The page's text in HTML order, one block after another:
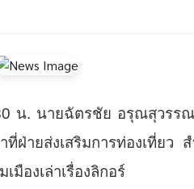
น. นายฉัตรชัย อรุณสุวรร
ฝ่ายส่งเสริมการท่องเที่ยว
องเล่าเรื่องลิกอร์